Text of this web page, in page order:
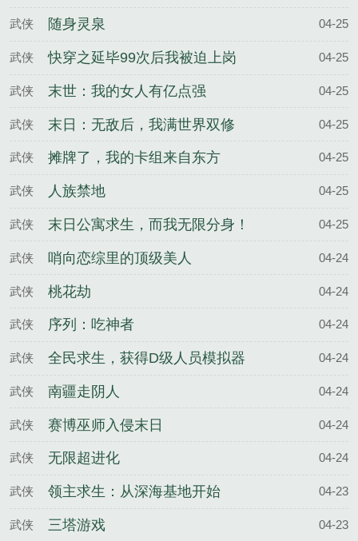
武侠 随身灵泉 04-25
武侠 快穿之延毕99次后我被迫上岗 04-25
武侠 末世：我的女人有亿点强 04-25
武侠 末日：无敌后，我满世界双修 04-25
武侠 摊牌了，我的卡组来自东方 04-25
武侠 人族禁地 04-25
武侠 末日公寓求生，而我无限分身！ 04-25
武侠 哨向恋综里的顶级美人 04-24
武侠 桃花劫 04-24
武侠 序列：吃神者 04-24
武侠 全民求生，获得D级人员模拟器 04-24
武侠 南疆走阴人 04-24
武侠 赛博巫师入侵末日 04-24
武侠 无限超进化 04-24
武侠 领主求生：从深海基地开始 04-23
武侠 三塔游戏 04-23